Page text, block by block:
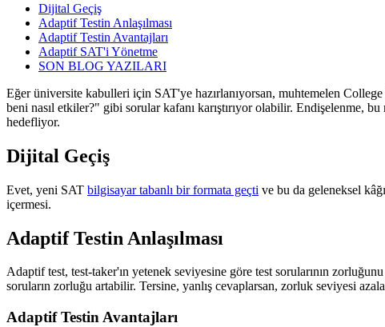
Dijital Geçiş
Adaptif Testin Anlaşılması
Adaptif Testin Avantajları
Adaptif SAT'i Yönetme
SON BLOG YAZILARI
Eğer üniversite kabulleri için SAT'ye hazırlanıyorsan, muhtemelen
beni nasıl etkiler?" gibi sorular kafanı karıştırıyor olabilir. Endişelenme, bu
hedefliyor.
Dijital Geçiş
Evet, yeni SAT bilgisayar tabanlı bir formata geçti ve bu da geleneksel
içermesi.
Adaptif Testin Anlaşılması
Adaptif test, test-taker'ın yetenek seviyesine göre test sorularının
soruların zorluğu artabilir. Tersine, yanlış cevaplarsan, zorluk seviyesi
Adaptif Testin Avantajları